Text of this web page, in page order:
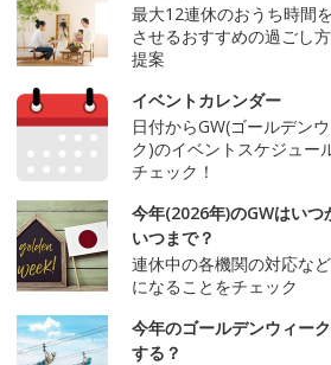
最大12連休のおうち時間
させるおすすめの過ごし
提案
イベントカレンダー
日付からGW(ゴールデン
ク)のイベントスケジュー
チェック！
今年(2026年)のGWはいつ
いつまで？
連休中の各機関の対応な
になることをチェック
今年のゴールデンウィー
する？